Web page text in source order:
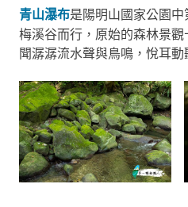
青山瀑布是陽明山國家公園
梅溪谷而行，原始的森林景
聞潺潺流水聲與鳥鳴，悅耳動